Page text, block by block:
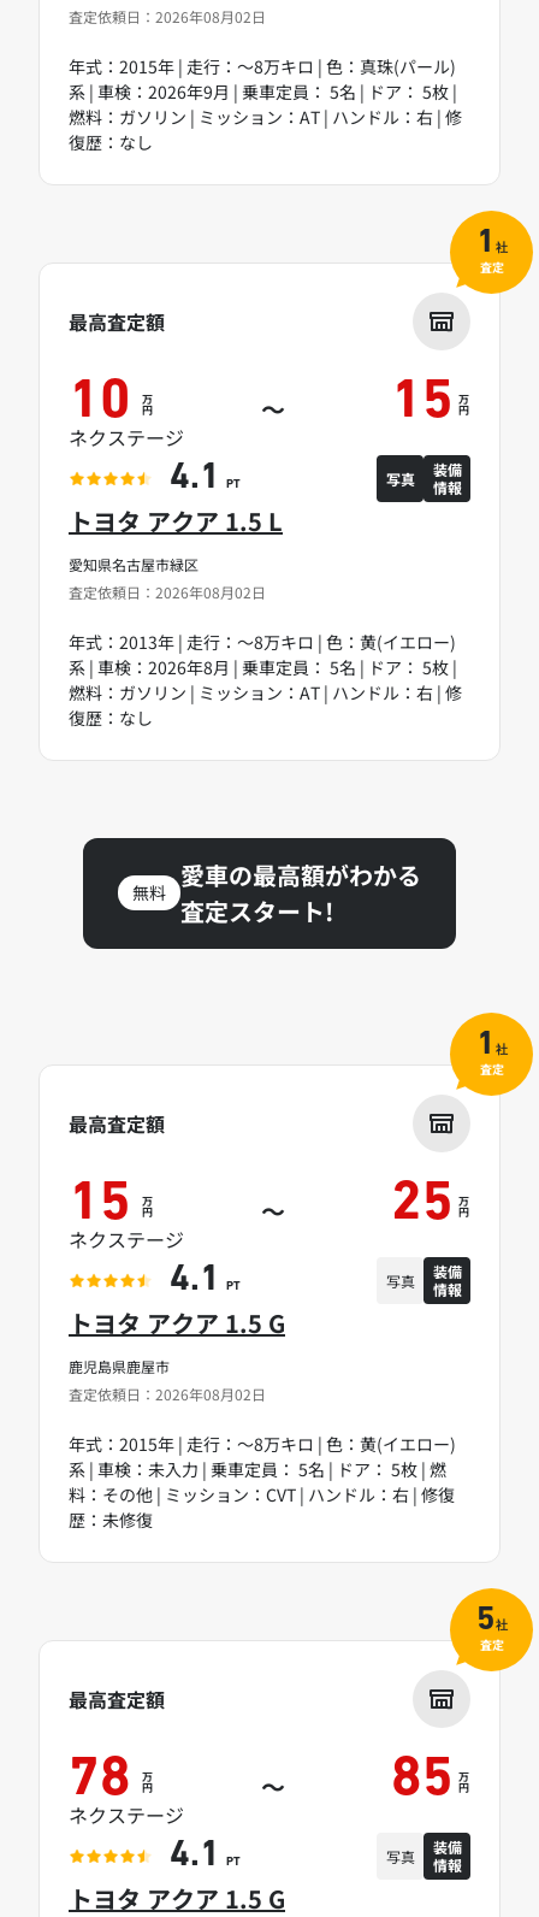
査定依頼日：2026年08月02日
年式：2015年 | 走行：～8万キロ | 色：真珠(パール)
系 | 車検：2026年9月 | 乗車定員： 5名 | ドア： 5枚 |
燃料：ガソリン | ミッション：AT | ハンドル：右 | 修
復歴：なし
愛知県名古屋市緑区
査定依頼日：2026年08月02日
トヨタ アクア 1.5 L
年式：2013年 | 走行：～8万キロ | 色：黄(イエロー)
系 | 車検：2026年8月 | 乗車定員： 5名 | ドア： 5枚 |
燃料：ガソリン | ミッション：AT | ハンドル：右 | 修
復歴：なし
最高査定額
10 万
円 ～ 15 万
円
ネクステージ
4.1 PT 写真
装備
情報
1 社
査定
無料
愛車の最高額がわかる
査定スタート!
鹿児島県鹿屋市
査定依頼日：2026年08月02日
トヨタ アクア 1.5 G
年式：2015年 | 走行：～8万キロ | 色：黄(イエロー)
系 | 車検：未入力 | 乗車定員： 5名 | ドア： 5枚 | 燃
料：その他 | ミッション：CVT | ハンドル：右 | 修復
歴：未修復
最高査定額
15 万
円 ～ 25 万
円
ネクステージ
4.1 PT 写真
装備
情報
1 社
査定
トヨタ アクア 1.5 G
最高査定額
78 万
円 ～ 85 万
円
ネクステージ
4.1 PT 写真
装備
情報
5社
査定